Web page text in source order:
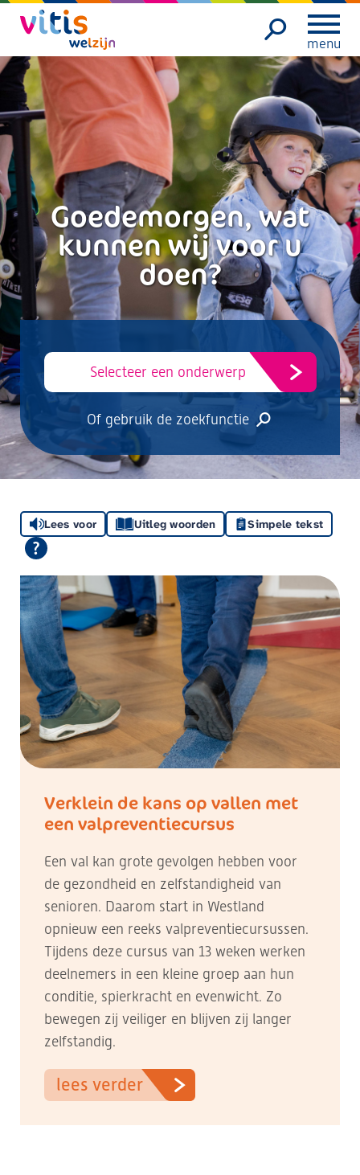
menu
Goedemorgen, wat
kunnen wij voor u
doen?
Selecteer een onderwerp
Of gebruik de zoekfunctie
Lees voor Uitleg woorden Simpele tekst
Verklein de kans op vallen met
een valpreventiecursus
Een val kan grote gevolgen hebben voor
de gezondheid en zelfstandigheid van
senioren. Daarom start in Westland
opnieuw een reeks valpreventiecursussen.
Tijdens deze cursus van 13 weken werken
deelnemers in een kleine groep aan hun
conditie, spierkracht en evenwicht. Zo
bewegen zij veiliger en blijven zij langer
zelfstandig.
lees verder